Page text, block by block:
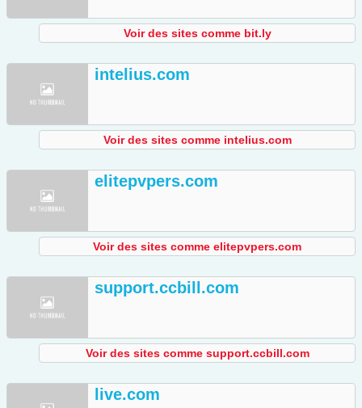
Voir des sites comme bit.ly
intelius.com
Voir des sites comme intelius.com
elitepvpers.com
Voir des sites comme elitepvpers.com
support.ccbill.com
Voir des sites comme support.ccbill.com
live.com